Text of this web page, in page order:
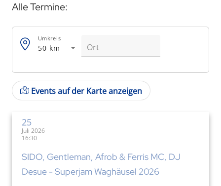
Alle Termine:
50 km
Umkreis
Events auf der Karte anzeigen
25
Juli 2026
16:30
SIDO, Gentleman, Afrob & Ferris MC, DJ
Desue - Superjam Waghäusel 2026